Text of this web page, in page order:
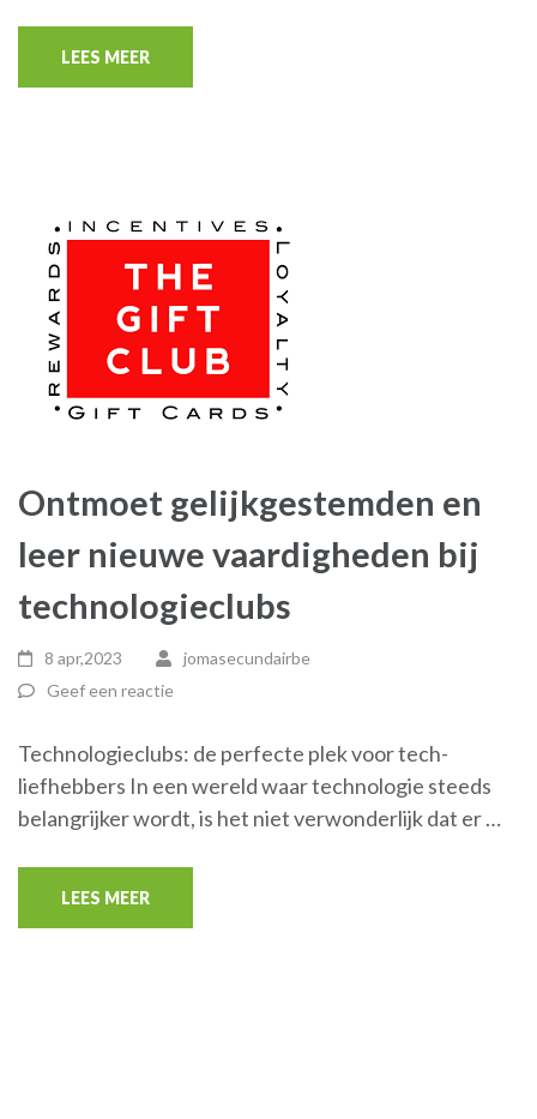
LEES MEER
Ontmoet gelijkgestemden en
leer nieuwe vaardigheden bij
technologieclubs
8 apr,2023
jomasecundairbe
Geef een reactie
Technologieclubs: de perfecte plek voor tech-
liefhebbers In een wereld waar technologie steeds
belangrijker wordt, is het niet verwonderlijk dat er …
LEES MEER